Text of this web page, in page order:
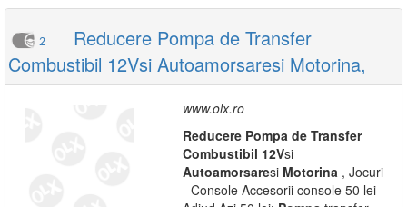
2
Reducere Pompa de Transfer
Combustibil 12Vsi Autoamorsaresi Motorina,
www.olx.ro
Reducere Pompa de Transfer
Combustibil 12Vsi
Autoamorsaresi Motorina , Jocuri
- Console Accesorii console 50 lei